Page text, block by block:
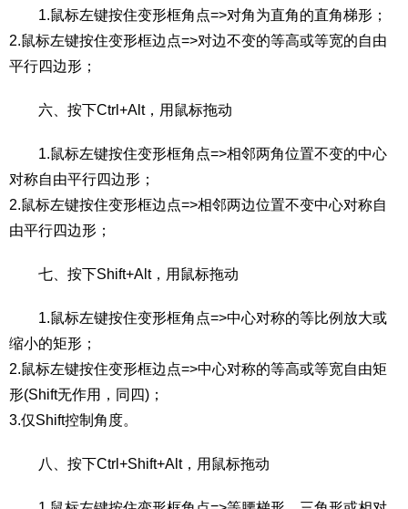
1.鼠标左键按住变形框角点=>对角为直角的直角梯形；
2.鼠标左键按住变形框边点=>对边不变的等高或等宽的自由
平行四边形；
六、按下Ctrl+Alt，用鼠标拖动
1.鼠标左键按住变形框角点=>相邻两角位置不变的中心
对称自由平行四边形；
2.鼠标左键按住变形框边点=>相邻两边位置不变中心对称自
由平行四边形；
七、按下Shift+Alt，用鼠标拖动
1.鼠标左键按住变形框角点=>中心对称的等比例放大或
缩小的矩形；
2.鼠标左键按住变形框边点=>中心对称的等高或等宽自由矩
形(Shift无作用，同四)；
3.仅Shift控制角度。
八、按下Ctrl+Shift+Alt，用鼠标拖动